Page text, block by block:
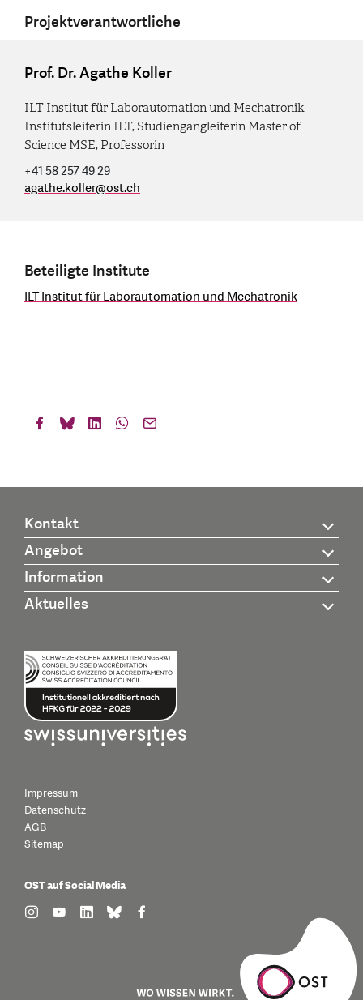
Projektverantwortliche
Prof. Dr. Agathe Koller
ILT Institut für Laborautomation und Mechatronik
Institutsleiterin ILT, Studiengangleiterin Master of
Science MSE, Professorin
+41 58 257 49 29
agathe.koller@ost.ch
Beteiligte Institute
ILT Institut für Laborautomation und Mechatronik
Kontakt
Angebot
Information
Aktuelles
Impressum
Datenschutz
AGB
Sitemap
OST auf Social Media
find us on: instagram
find us on: youtube
find us on: linkedin
find us on: bluesky
find us on: facebook